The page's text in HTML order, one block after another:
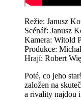
Režie: Janusz
Scénář: Janusz
Kamera: Witold
Produkce:
Hrají: Robert
Poté, co jeho
založen na
a rivality najdou